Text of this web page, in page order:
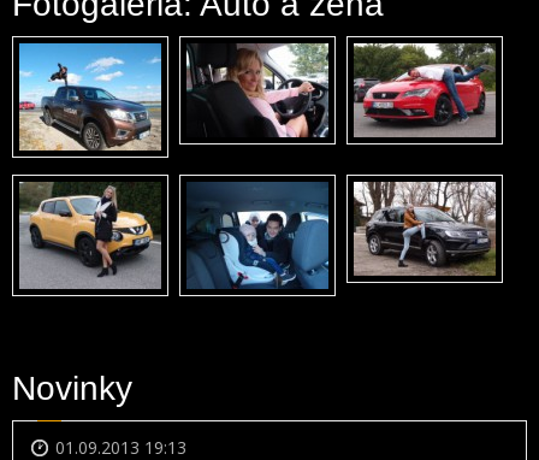
Novinky
01.09.2013 19:13